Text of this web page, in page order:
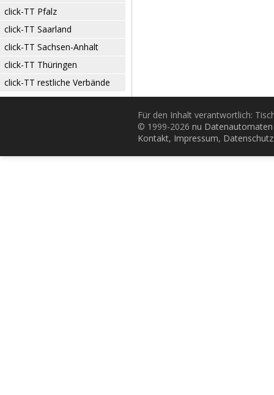
click-TT Pfalz
click-TT Saarland
click-TT Sachsen-Anhalt
click-TT Thüringen
click-TT restliche Verbände
Für den Inhalt verantwortlich:
© 1999-2026 nu
Kontakt, Impressum, Datenschutz